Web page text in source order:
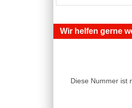
Wir helfen gerne
Diese Nummer ist